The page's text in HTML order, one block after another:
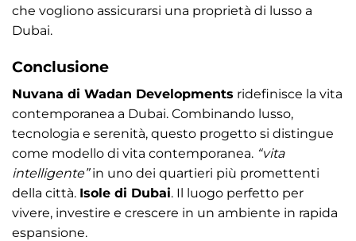
che vogliono assicurarsi una proprietà di lusso a
Dubai.
Conclusione
Nuvana di Wadan Developments ridefinisce la vita
contemporanea a Dubai. Combinando lusso,
tecnologia e serenità, questo progetto si distingue
come modello di vita contemporanea. “vita
intelligente”in uno dei quartieri più promettenti
della città. Isole di Dubai. Il luogo perfetto per
vivere, investire e crescere in un ambiente in rapida
espansione.